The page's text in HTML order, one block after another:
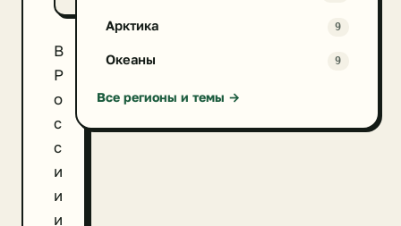
В
Р
о
с
с
и
и
и
Арктика 9
Океаны 9
Все регионы и темы →